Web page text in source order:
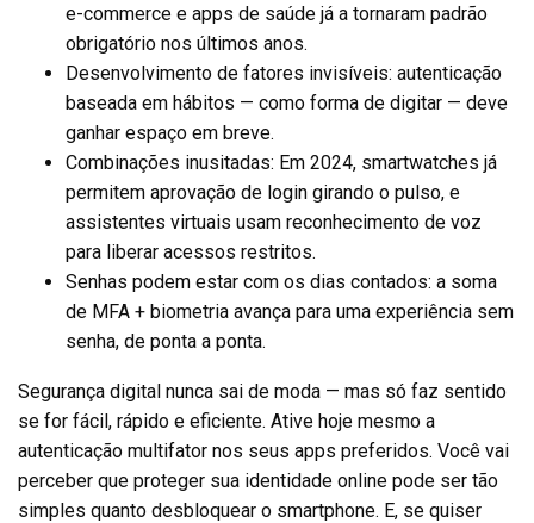
e-commerce e apps de saúde já a tornaram padrão
obrigatório nos últimos anos.
Desenvolvimento de fatores invisíveis: autenticação
baseada em hábitos — como forma de digitar — deve
ganhar espaço em breve.
Combinações inusitadas: Em 2024, smartwatches já
permitem aprovação de login girando o pulso, e
assistentes virtuais usam reconhecimento de voz
para liberar acessos restritos.
Senhas podem estar com os dias contados: a soma
de MFA + biometria avança para uma experiência sem
senha, de ponta a ponta.
Segurança digital nunca sai de moda — mas só faz sentido
se for fácil, rápido e eficiente. Ative hoje mesmo a
autenticação multifator nos seus apps preferidos. Você vai
perceber que proteger sua identidade online pode ser tão
simples quanto desbloquear o smartphone. E, se quiser